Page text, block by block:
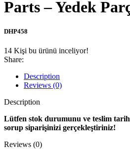
Parts – Yedek
DHP458
14 Kişi bu ürünü inceliyor!
Share:
Description
Reviews (0)
Description
Lütfen stok durumunu ve teslim
sorup siparişinizi gerçekleştiriniz!
Reviews (0)